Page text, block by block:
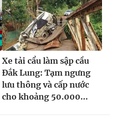
Xe tải cẩu làm sập cầu
Đắk Lung: Tạm ngưng
lưu thông và cấp nước
cho khoảng 50.000...